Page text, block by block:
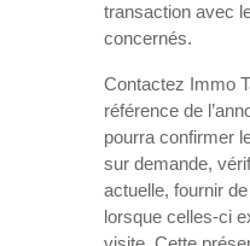
transaction avec
concernés.
Contactez Immo
référence de
pourra confirmer
sur demande,
actuelle, fournir
lorsque celles-ci